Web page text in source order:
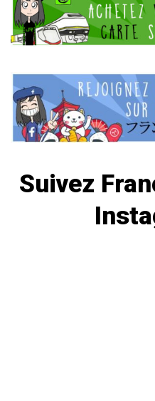
Suivez